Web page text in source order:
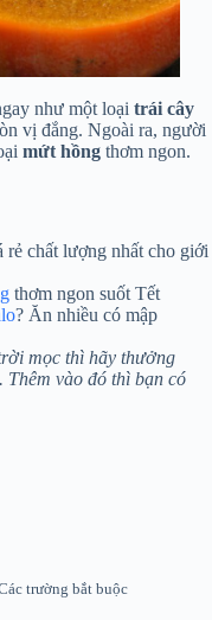
như một loại trái cây
vị đắng. Ngoài ra, người
mứt hồng thơm ngon.
rẻ chất lượng nhất cho giới
thơm ngon suốt Tết
? Ăn nhiều có mập
mọc thì hãy thưởng
. Thêm vào đó thì bạn có
trường bắt buộc